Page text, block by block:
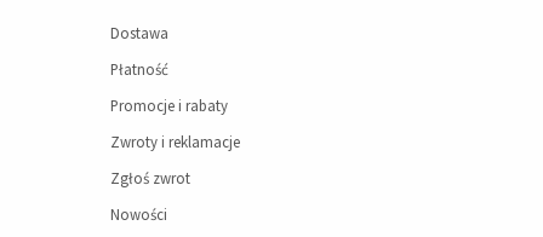
Dostawa
Płatność
Promocje i rabaty
Zwroty i reklamacje
Zgłoś zwrot
Nowości